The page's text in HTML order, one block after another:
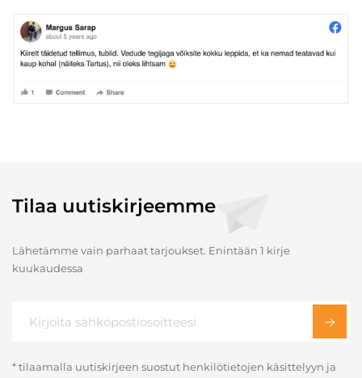
Tilaa uutiskirjeemme
Lähetämme vain parhaat tarjoukset. Enintään 1 kirje
kuukaudessa
* tilaamalla uutiskirjeen suostut henkilötietojen käsittelyyn ja